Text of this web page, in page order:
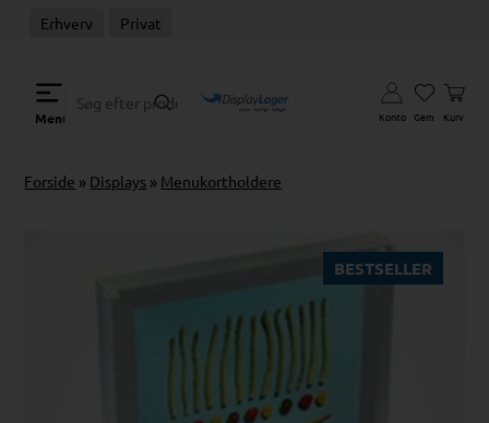
Erhverv Privat
Menu Konto Gem Kurv
Forside » Displays » Menukortholdere
BESTSELLER